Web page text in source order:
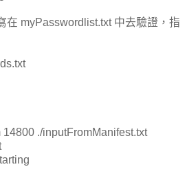
在 myPasswordlist.txt 中去驗證，指
14800 ./inputFromManifest.txt